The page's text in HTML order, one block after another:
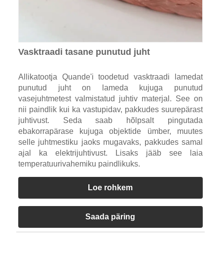
Vasktraadi tasane punutud juht
Allikatootja Quande'i toodetud vasktraadi lamedat
punutud juht on lameda kujuga punutud
vasejuhtmetest valmistatud juhtiv materjal. See on
nii paindlik kui ka vastupidav, pakkudes suurepärast
juhtivust. Seda saab hõlpsalt pingutada
ebakorrapärase kujuga objektide ümber, muutes
selle juhtmestiku jaoks mugavaks, pakkudes samal
ajal ka elektrijuhtivust. Lisaks jääb see laia
temperatuurivahemiku paindlikuks.
Loe rohkem
Saada päring